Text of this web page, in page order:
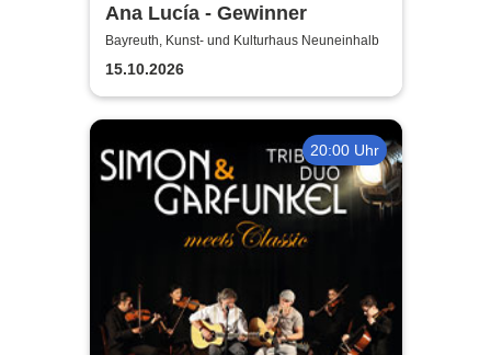
Ana Lucía - Gewinner
Bayreuth, Kunst- und Kulturhaus Neuneinhalb
15.10.2026
20:00 Uhr